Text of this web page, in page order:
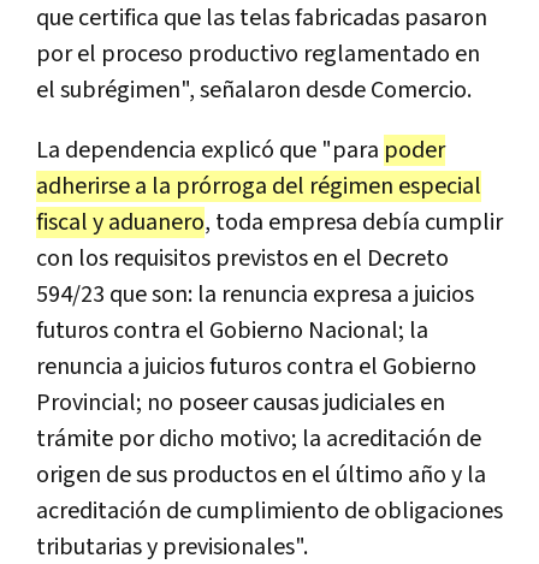
que certifica que las telas fabricadas pasaron
por el proceso productivo reglamentado en
el subrégimen", señalaron desde Comercio.
La dependencia explicó que "para poder
adherirse a la prórroga del régimen especial
fiscal y aduanero, toda empresa debía cumplir
con los requisitos previstos en el Decreto
594/23 que son: la renuncia expresa a juicios
futuros contra el Gobierno Nacional; la
renuncia a juicios futuros contra el Gobierno
Provincial; no poseer causas judiciales en
trámite por dicho motivo; la acreditación de
origen de sus productos en el último año y la
acreditación de cumplimiento de obligaciones
tributarias y previsionales".